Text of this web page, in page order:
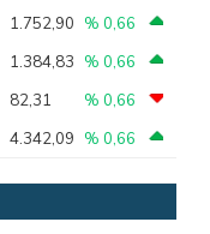
1.752,90
% 0,66
1.384,83
% 0,66
82,31
% 0,66
4.342,09 % 0,66